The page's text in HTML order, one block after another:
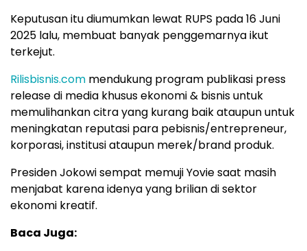
Keputusan itu diumumkan lewat RUPS pada 16 Juni
2025 lalu, membuat banyak penggemarnya ikut
terkejut.
Rilisbisnis.com mendukung program publikasi press
release di media khusus ekonomi & bisnis untuk
memulihankan citra yang kurang baik ataupun untuk
meningkatan reputasi para pebisnis/entrepreneur,
korporasi, institusi ataupun merek/brand produk.
Presiden Jokowi sempat memuji Yovie saat masih
menjabat karena idenya yang brilian di sektor
ekonomi kreatif.
Baca Juga: